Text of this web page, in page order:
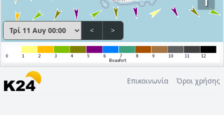
< >
Επικοινωνία Όροι χρήσης